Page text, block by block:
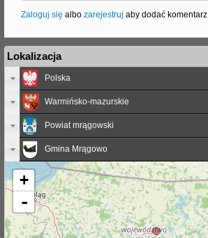
Zaloguj się albo zarejestruj aby dodać komentarz
Lokalizacja
Polska
Warmińsko-mazurskie
Powiat mrągowski
Gmina Mrągowo
+
-